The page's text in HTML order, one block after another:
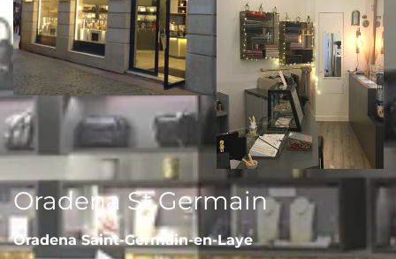
Oradena St Germain
Oradena Saint-Germain-en-Laye